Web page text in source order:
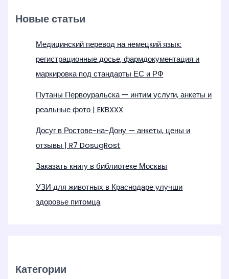
Новые статьи
Медицинский перевод на немецкий язык:
регистрационные досье, фармдокументация и
маркировка под стандарты ЕС и РФ
Путаны Первоуральска — интим услуги, анкеты и
реальные фото | EKBXXX
Досуг в Ростове-на-Дону — анкеты, цены и
отзывы | R7 DosugRost
Заказать книгу в библиотеке Москвы
УЗИ для животных в Краснодаре улучши
здоровье питомца
Категории